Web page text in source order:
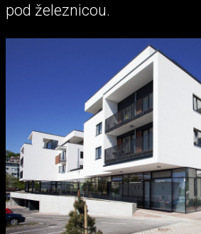
pod železnicou.